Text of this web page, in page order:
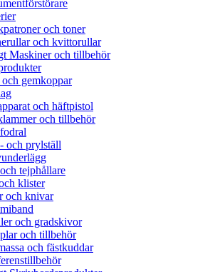
och toner
och kvittorullar
Maskiner och tillbehör
gemkoppar
och häftpistol
och tillbehör
och prylställ
tejphållare
klister
och knivar
och gradskivor
och tillbehör
och fästkuddar